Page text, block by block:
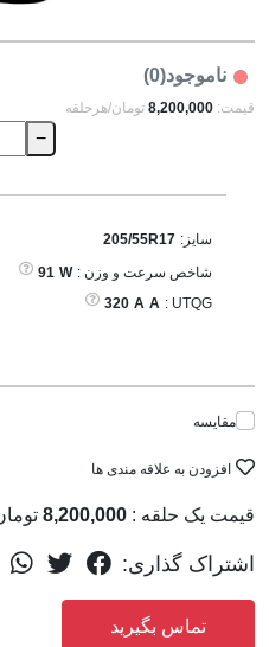
ناموجود(0)
قیمت: 8,200,000 تومان/هرحلقه
−
سایز: 205/55R17
شاخص سرعت و وزن : W
91
UTQG :
A
A
320
مقایسه
افزودن به علاقه مندی ها
قیمت یک حلقه : 8,200,000
اشتراک گذاری:
تماس بگیرید